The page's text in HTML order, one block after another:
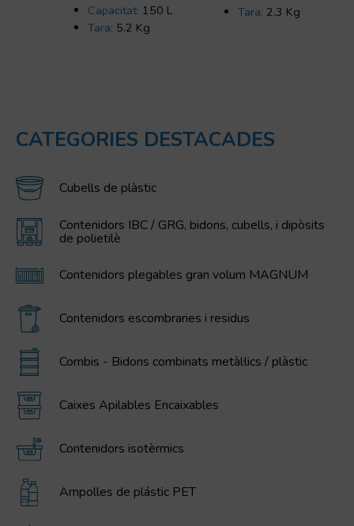
Capacitat: 150 L
Tara: 5.2 Kg
Tara: 2.3 Kg
CATEGORIES DESTACADES
Cubells de plàstic
Contenidors IBC / GRG, bidons, cubells, i dipòsits
de polietilè
Contenidors plegables gran volum MAGNUM
Contenidors escombraries i residus
Combis - Bidons combinats metàl·lics / plàstic
Caixes Apilables Encaixables
Contenidors isotèrmics
Ampolles de plástic PET